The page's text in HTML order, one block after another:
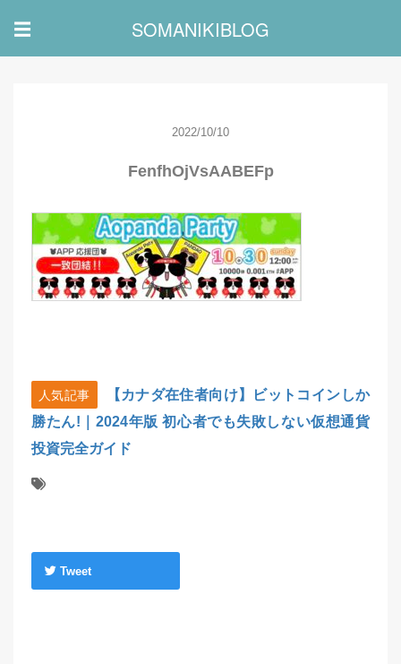
☰ SOMANIKIBLOG
2022/10/10
FenfhOjVsAABEFp
人気記事
【カナダ在住者向け】ビットコインしか
勝たん!｜2024年版 初心者でも失敗しない仮想通貨
投資完全ガイド
Tweet